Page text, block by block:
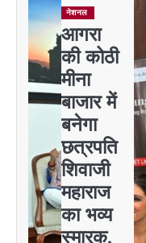
नेशनल
आगरा
की कोठी
मीना
बाजार में
बनेगा
छत्रपति
शिवाजी
महाराज
का भव्य
स्मारक,